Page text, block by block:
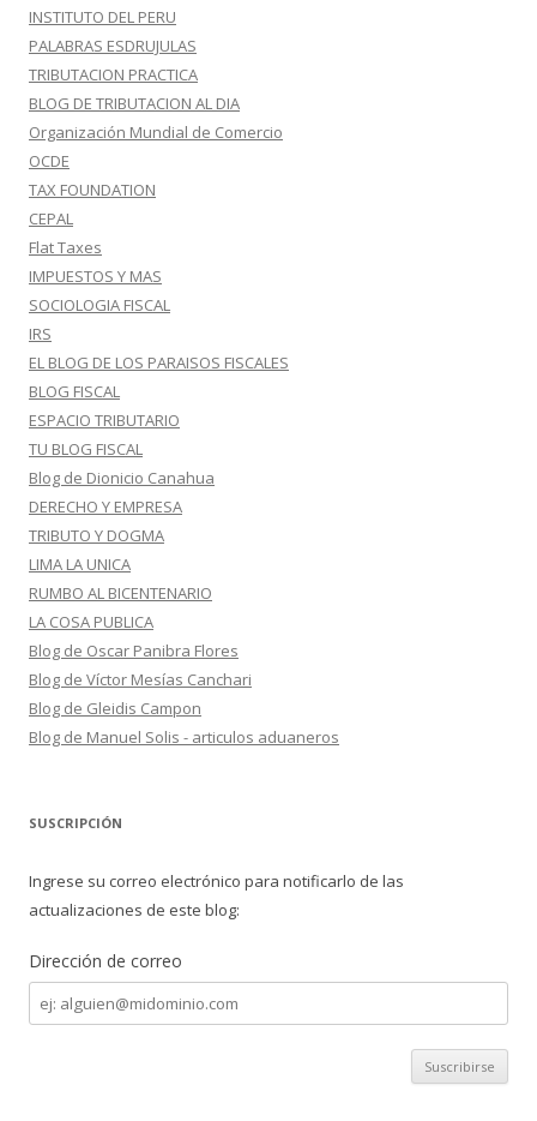
INSTITUTO DEL PERU
PALABRAS ESDRUJULAS
TRIBUTACION PRACTICA
BLOG DE TRIBUTACION AL DIA
Organización Mundial de Comercio
OCDE
TAX FOUNDATION
CEPAL
Flat Taxes
IMPUESTOS Y MAS
SOCIOLOGIA FISCAL
IRS
EL BLOG DE LOS PARAISOS FISCALES
BLOG FISCAL
ESPACIO TRIBUTARIO
TU BLOG FISCAL
Blog de Dionicio Canahua
DERECHO Y EMPRESA
TRIBUTO Y DOGMA
LIMA LA UNICA
RUMBO AL BICENTENARIO
LA COSA PUBLICA
Blog de Oscar Panibra Flores
Blog de Víctor Mesías Canchari
Blog de Gleidis Campon
Blog de Manuel Solis - articulos aduaneros
SUSCRIPCIÓN
Ingrese su correo electrónico para notificarlo de las
actualizaciones de este blog:
Dirección de correo
Dirección
de
correo